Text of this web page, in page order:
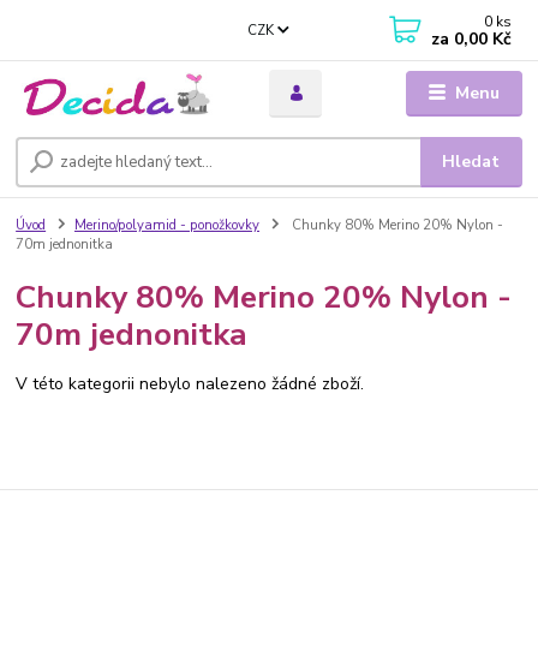
Menu
CZK
Hledat
0 ks
za 0,00 Kč
Úvod Merino/polyamid - ponožkovky
Chunky 80% Merino 20% Nylon -
70m jednonitka
Chunky 80% Merino 20% Nylon -
70m jednonitka
V této kategorii nebylo nalezeno žádné zboží.